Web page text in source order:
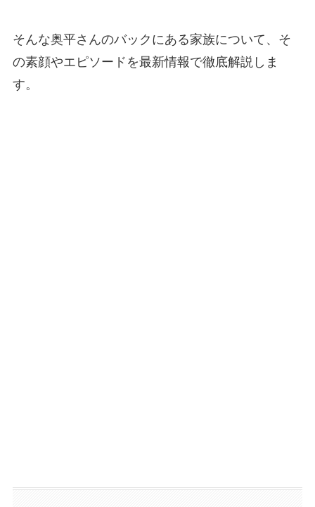
そんな奥平さんのバックにある家族について、そ
の素顔やエピソードを最新情報で徹底解説しま
す。